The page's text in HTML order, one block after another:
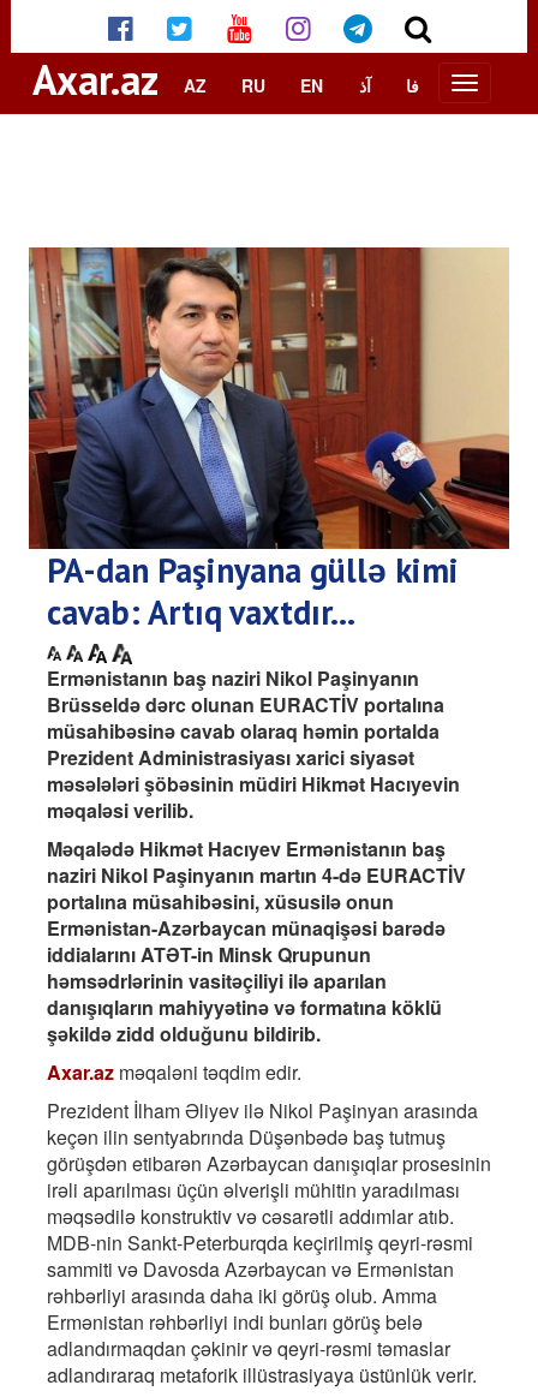
Axar.az AZ RU EN آذ فا
PA-dan Paşinyana güllə kimi
cavab: Artıq vaxtdır...
Ermənistanın baş naziri Nikol Paşinyanın
Brüsseldə dərc olunan EURACTİV portalına
müsahibəsinə cavab olaraq həmin portalda
Prezident Administrasiyası xarici siyasət
məsələləri şöbəsinin müdiri Hikmət Hacıyevin
məqaləsi verilib.
Məqalədə Hikmət Hacıyev Ermənistanın baş
naziri Nikol Paşinyanın martın 4-də EURACTİV
portalına müsahibəsini, xüsusilə onun
Ermənistan-Azərbaycan münaqişəsi barədə
iddialarını ATƏT-in Minsk Qrupunun
həmsədrlərinin vasitəçiliyi ilə aparılan
danışıqların mahiyyətinə və formatına köklü
şəkildə zidd olduğunu bildirib.
Axar.az məqaləni təqdim edir.
Prezident İlham Əliyev ilə Nikol Paşinyan arasında
keçən ilin sentyabrında Düşənbədə baş tutmuş
görüşdən etibarən Azərbaycan danışıqlar prosesinin
irəli aparılması üçün əlverişli mühitin yaradılması
məqsədilə konstruktiv və cəsarətli addımlar atıb.
MDB-nin Sankt-Peterburqda keçirilmiş qeyri-rəsmi
sammiti və Davosda Azərbaycan və Ermənistan
rəhbərliyi arasında daha iki görüş olub. Amma
Ermənistan rəhbərliyi indi bunları görüş belə
adlandırmaqdan çəkinir və qeyri-rəsmi təmaslar
adlandıraraq metaforik illüstrasiyaya üstünlük verir.